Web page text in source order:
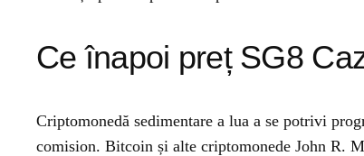
Ce înapoi preț SG8
Criptomonedă sedimentare a lua a se potrivi
comision. Bitcoin și alte criptomonede John R.